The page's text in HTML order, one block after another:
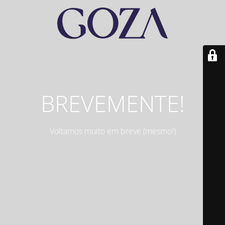
BREVEMENTE!
Voltamos muito em breve (mesmo!)